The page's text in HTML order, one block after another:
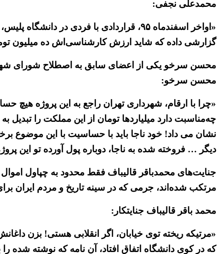
محمدعلی نجفی:
«اواخر اسفندماه ۹۵، قراردادی با فردی
گزارشی داده که شاید ارزش کارشناسی‌اش ده میلیون
محسن سرخو یکی از اعضای سابق به اصطلاح شورای شهر
محسن سرخو:
«چرا با ارقام، شهرداری تهران راجع به این پروژه هیچ
چه‌مناسبت دارد میلیاردها تومان از این مملکت را
دیگر … فروخته شده به ناجا، دوباره پول آورده تو این
جنایت‌های محمدباقر قالیباف فقط محدود به چپاول
مرتکب شده‌اند، جرمی که در سینه تاریخ و مردم ایران
محمد باقر قالیباف جنایتکار:
که در کوی دانشگاه اتفاق افتاد، آن نامه که نوشته شده